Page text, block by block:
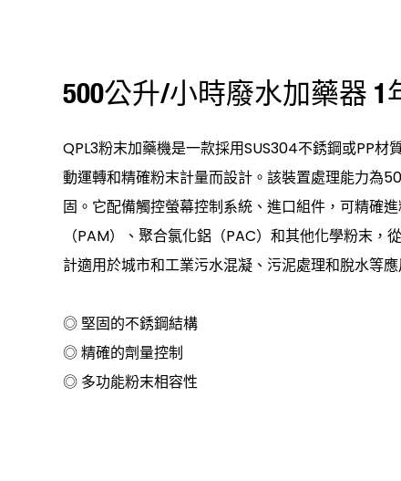
500公升/小時廢水加藥器 1
QPL3粉末加藥機是一款採用SUS304不銹鋼或PP材
動運轉和精確粉末計量而設計。該裝置處理能力為
固。它配備觸控螢幕控制系統、進口組件，可精確
（PAM）、聚合氯化鋁（PAC）和其他化學粉末，
計適用於城市和工業污水混凝、污泥處理和脫水等應
◎ 堅固的不銹鋼結構
◎ 精確的劑量控制
◎ 多功能粉末相容性